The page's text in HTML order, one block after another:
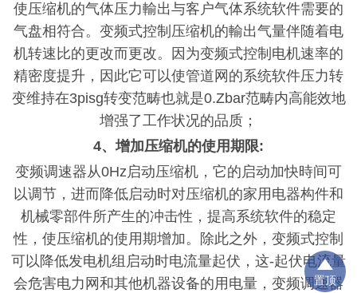
使压缩机的气体压力輸出与客户气体系统软件需要的
气盘相符合。变频式控制压缩机的輸出气量伴随着电
机转速比的更改而更改。因为变频式控制电机速率的
精密度提升，因此它可以使管道网的系统软件压力转
变维持在3pisg转变范畴也就是0.Zbar范畴内高能效地
增强了工作状况的品质；
4、增加压缩机的使用期限:
变频调速器从0Hz启动压缩机，它的启动加快時间可
以调节，进而降低启动时对压缩机的家用电器构件和
机械零部件所产生的冲击性，提高系统软件的稳定
性，使压缩机的使用期增加。除此之外，变频式控制
可以降低发电机组启动时电流量起伏，这-起伏电流量
会危害电力网和其他机器设备的用电量，变频调速器
置顶